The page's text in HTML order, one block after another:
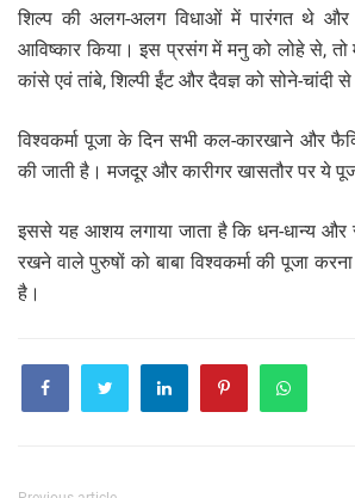
शिल्प की अलग-अलग विधाओं में पारंगत थे
आविष्कार किया। इस प्रसंग में मनु को लोहे से, तो
कांसे एवं तांबे, शिल्पी ईंट और दैवज्ञ को सोने-चांदी से
विश्वकर्मा पूजा के दिन सभी कल-कारखाने और
की जाती है। मजदूर और कारीगर खासतौर पर ये
इससे यह आशय लगाया जाता है कि धन-धान्य और
रखने वाले पुरुषों को बाबा विश्वकर्मा की पूजा
है।